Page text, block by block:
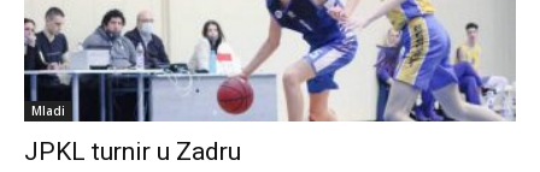
Mladi
JPKL turnir u Zadru